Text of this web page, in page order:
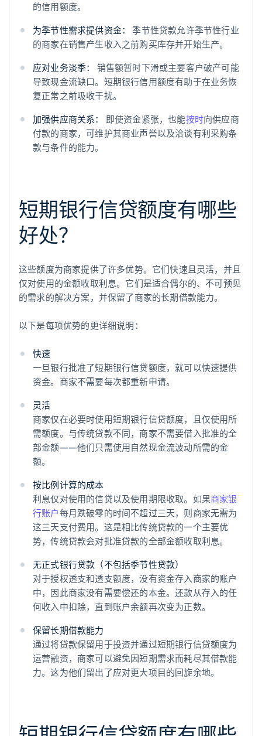
的信用额度。
为季节性需求提供资金：
季节性贷款允许季节性行业
的商家在销售产生收入之前购买库存并开始生产。
应对业务淡季：
销售额暂时下滑或主要客户破产可能
导致现金流缺口。短期银行信用额度有助于在业务恢
复正常之前吸收干扰。
加强供应商关系：
即使资金紧张，也能按时向供应商
付款的商家，可维护其商业声誉以及洽谈有利采购条
款与条件的能力。
短期银行信贷额度有哪些
好处？
这些额度为商家提供了许多优势。它们快速且灵活，并且
仅对使用的金额收取利息。它们是适合偶尔的、不可预见
的需求的解决方案，并保留了商家的长期借款能力。
以下是每项优势的更详细说明：
快速
一旦银行批准了短期银行信贷额度，就可以快速提供
资金。商家不需要每次都重新申请。
灵活
商家仅在必要时使用短期银行信贷额度，且仅使用所
需额度。与传统贷款不同，商家不需要借入批准的全
部金额——他们只需使用自然现金流波动所需的金
额。
按比例计算的成本
利息仅对使用的信贷以及使用期限收取。如果商家银
行账户每月跌破零的时间不超过三天，则商家无需为
这三天支付费用。这是相比传统贷款的一个主要优
势，传统贷款会对批准贷款的全部金额收取利息。
无正式银行贷款（不包括季节性贷款）
对于授权透支和透支额度，没有资金存入商家的账户
中，因此商家没有需要偿还的本金。还款从存入的任
何收入中扣除，直到账户余额再次变为正数。
保留长期借款能力
通过将贷款保留用于投资并通过短期银行信贷额度为
运营融资，商家可以避免因短期需求而耗尽其借款能
力。这为他们留出了应对更大项目的回旋余地。